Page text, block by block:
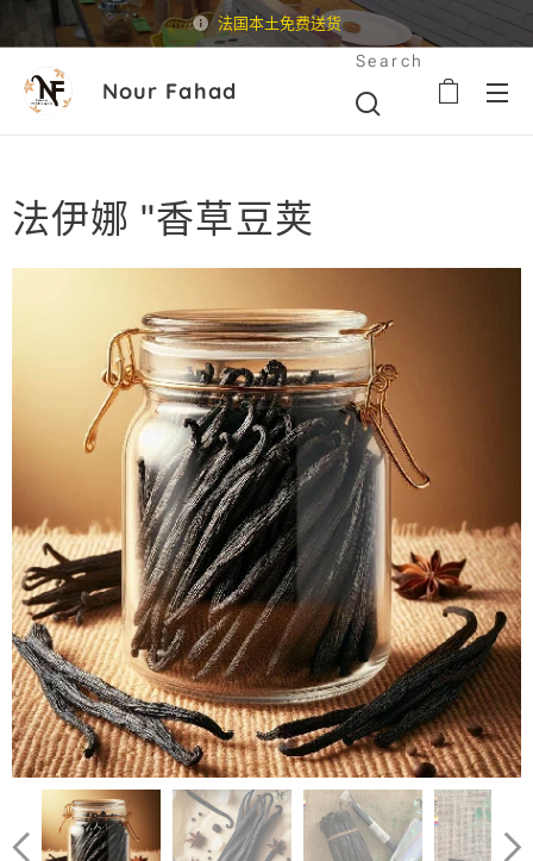
法国本土免费送货
Nour Fahad
Search
法伊娜 "香草豆荚